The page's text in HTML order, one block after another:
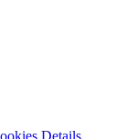
Details